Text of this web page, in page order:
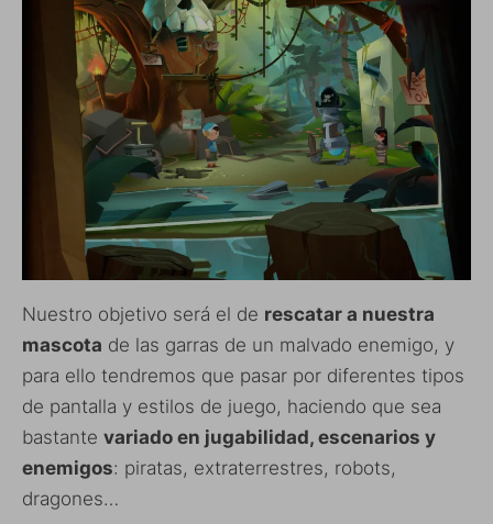
Nuestro objetivo será el de rescatar a nuestra
mascota de las garras de un malvado enemigo, y
para ello tendremos que pasar por diferentes tipos
de pantalla y estilos de juego, haciendo que sea
bastante variado en jugabilidad, escenarios y
enemigos: piratas, extraterrestres, robots,
dragones…